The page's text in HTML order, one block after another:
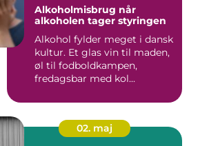
Alkoholmisbrug når
alkoholen tager styringen
Alkohol fylder meget i dansk
kultur. Et glas vin til maden,
øl til fodboldkampen,
fredagsbar med kol...
02. maj